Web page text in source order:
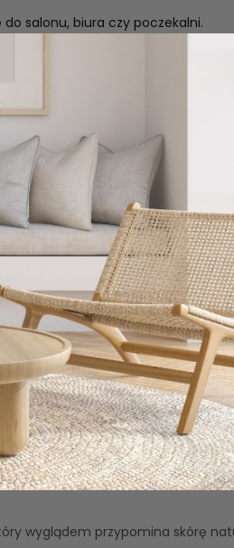
salonu, biura czy poczekalni.
cm,
58 cm,
120 kg.
Tylko 4 nóżki należy wkręcić
wyglądem przypomina skórę